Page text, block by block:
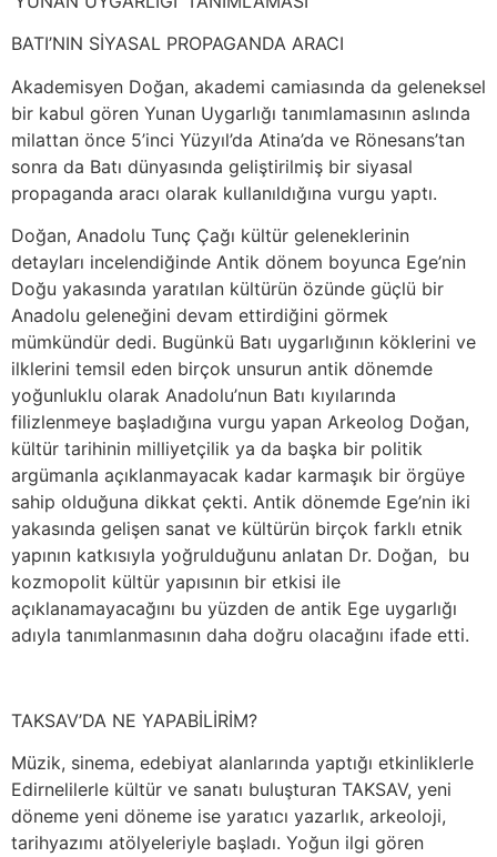
BATI’NIN SİYASAL PROPAGANDA ARACI
Akademisyen Doğan, akademi camiasında da geleneksel
bir kabul gören Yunan Uygarlığı tanımlamasının aslında
milattan önce 5’inci Yüzyıl’da Atina’da ve Rönesans’tan
sonra da Batı dünyasında geliştirilmiş bir siyasal
propaganda aracı olarak kullanıldığına vurgu yaptı.
Doğan, Anadolu Tunç Çağı kültür geleneklerinin
detayları incelendiğinde Antik dönem boyunca Ege’nin
Doğu yakasında yaratılan kültürün özünde güçlü bir
Anadolu geleneğini devam ettirdiğini görmek
mümkündür dedi. Bugünkü Batı uygarlığının köklerini ve
ilklerini temsil eden birçok unsurun antik dönemde
yoğunluklu olarak Anadolu’nun Batı kıyılarında
filizlenmeye başladığına vurgu yapan Arkeolog Doğan,
kültür tarihinin milliyetçilik ya da başka bir politik
argümanla açıklanmayacak kadar karmaşık bir örgüye
sahip olduğuna dikkat çekti. Antik dönemde Ege’nin iki
yakasında gelişen sanat ve kültürün birçok farklı etnik
yapının katkısıyla yoğrulduğunu anlatan Dr. Doğan, bu
kozmopolit kültür yapısının bir etkisi ile
açıklanamayacağını bu yüzden de antik Ege uygarlığı
adıyla tanımlanmasının daha doğru olacağını ifade etti.
TAKSAV’DA NE YAPABİLİRİM?
Müzik, sinema, edebiyat alanlarında yaptığı etkinliklerle
Edirnelilerle kültür ve sanatı buluşturan TAKSAV, yeni
döneme yeni döneme ise yaratıcı yazarlık, arkeoloji,
tarihyazımı atölyeleriyle başladı. Yoğun ilgi gören